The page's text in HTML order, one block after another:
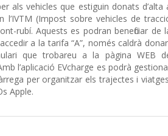
als vehicles que estiguin donats d’alta
l’IVTM (Impost sobre vehicles de
rubí. Aquests es podran beneficiar de
a la tarifa “A”, només caldrà
que trobareu a la pàgina WEB
l’aplicació EVcharge es podrà
per organitzar els trajectes i
Apple.